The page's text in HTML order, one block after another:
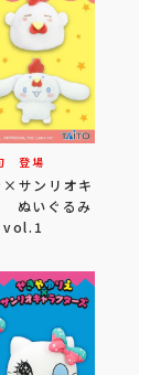
登場
×サンリオキ
ぬいぐるみ
vol.1